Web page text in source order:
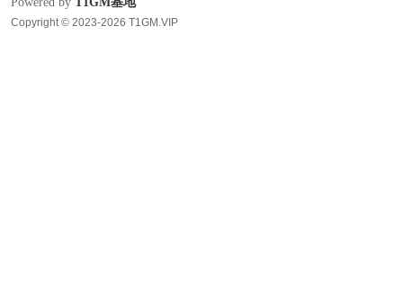
Copyright © 2023-2026 T1GM.VIP